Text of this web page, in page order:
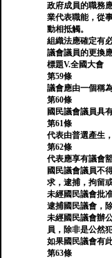
政府成員的職務
業代表職能，從
動相抵觸。
組織法應確定有
議會議員的更換
標題V.全國大會
第59條
議會應由一個稱
第60條
國民議會議員具
第61條
代表由普選產生
第62條
代表應享有議會豁
國民議會議員不
求，逮捕，拘留或
未經國民議會批
逮捕國民議會，
未經國民議會辦
員，除非是公然
如果國民議會有
第63條